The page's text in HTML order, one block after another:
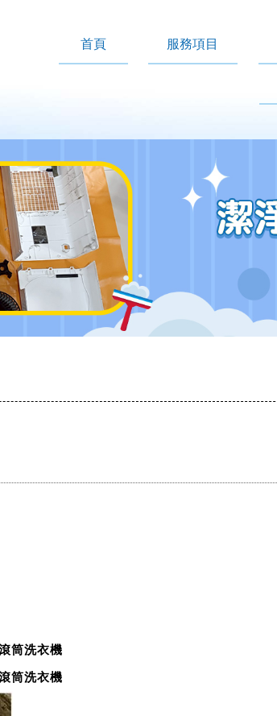
首頁 服務項目
筒洗衣機
筒洗衣機